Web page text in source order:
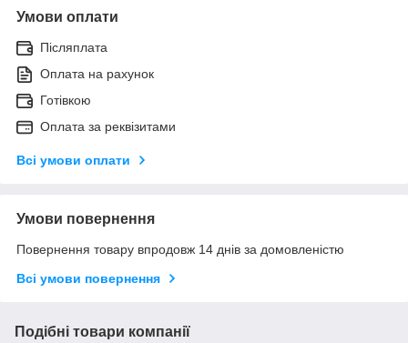
Умови оплати
Післяплата
Оплата на рахунок
Готівкою
Оплата за реквізитами
Всі умови оплати
Умови повернення
Повернення товару впродовж 14 днів за домовленістю
Всі умови повернення
Подібні товари компанії